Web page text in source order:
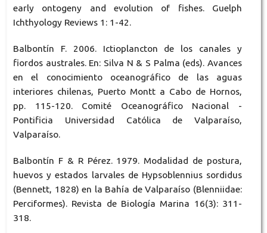
early ontogeny and evolution of fishes. Guelph
Ichthyology Reviews 1: 1-42.
Balbontín F. 2006. Ictioplancton de los canales y
fiordos australes. En: Silva N & S Palma (eds). Avances
en el conocimiento oceanográfico de las aguas
interiores chilenas, Puerto Montt a Cabo de Hornos,
pp. 115-120. Comité Oceanográfico Nacional -
Pontificia Universidad Católica de Valparaíso,
Valparaíso.
Balbontín F & R Pérez. 1979. Modalidad de postura,
huevos y estados larvales de Hypsoblennius sordidus
(Bennett, 1828) en la Bahía de Valparaíso (Blenniidae:
Perciformes). Revista de Biología Marina 16(3): 311-
318.